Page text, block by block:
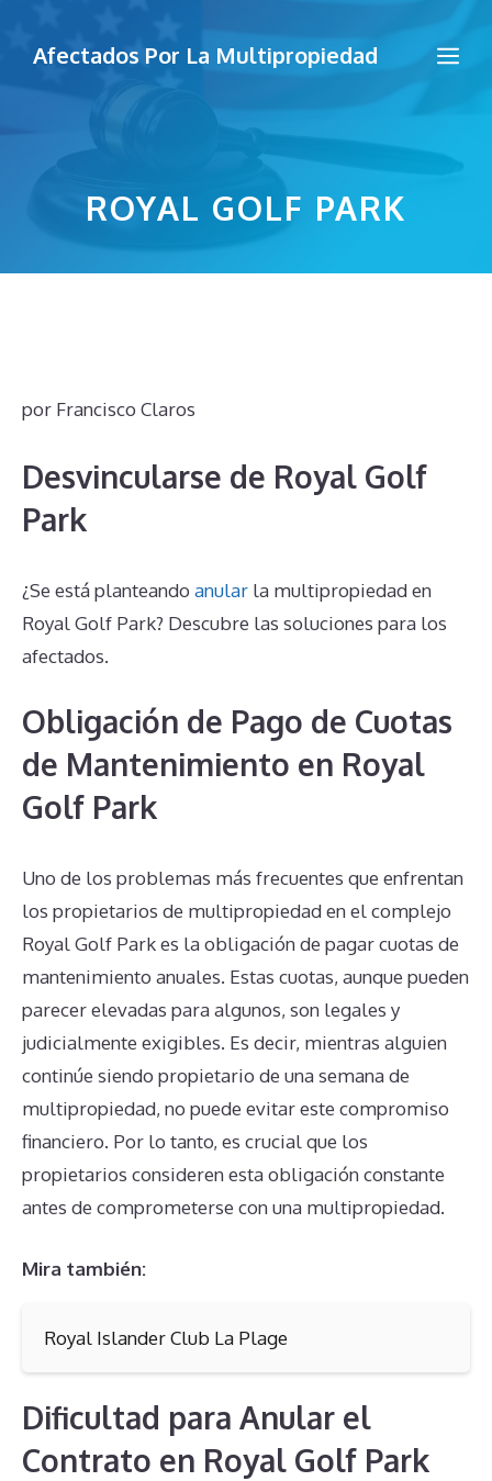
Afectados Por La Multipropiedad
ROYAL GOLF PARK
por Francisco Claros
Desvincularse de Royal Golf
Park
¿Se está planteando anular la multipropiedad en
Royal Golf Park? Descubre las soluciones para los
afectados.
Obligación de Pago de Cuotas
de Mantenimiento en Royal
Golf Park
Uno de los problemas más frecuentes que enfrentan
los propietarios de multipropiedad en el complejo
Royal Golf Park es la obligación de pagar cuotas de
mantenimiento anuales. Estas cuotas, aunque pueden
parecer elevadas para algunos, son legales y
judicialmente exigibles. Es decir, mientras alguien
continúe siendo propietario de una semana de
multipropiedad, no puede evitar este compromiso
financiero. Por lo tanto, es crucial que los
propietarios consideren esta obligación constante
antes de comprometerse con una multipropiedad.
Mira también:
Royal Islander Club La Plage
Dificultad para Anular el
Contrato en Royal Golf Park